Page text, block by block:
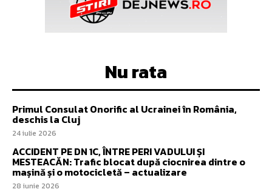
Nu rata
Primul Consulat Onorific al Ucrainei în România,
deschis la Cluj
24 iulie 2026
ACCIDENT PE DN 1C, ÎNTRE PERI VADULUI ȘI
MESTEACĂN: Trafic blocat după ciocnirea dintre o
mașină și o motocicletă – actualizare
28 iunie 2026